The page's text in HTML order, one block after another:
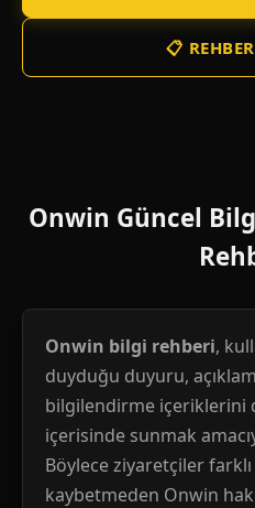
📋
Onwin Güncel
Onwin bilgi rehberi,
duyduğu duyuru,
bilgilendirme içeriklerini
içerisinde sunmak
Böylece ziyaretçiler
kaybetmeden Onwin